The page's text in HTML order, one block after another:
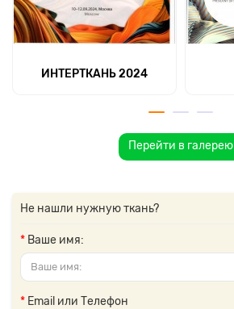
ИНТЕРТКАНЬ 2024
Перейти в галерею
Не нашли нужную ткань?
Ваше имя:
Email или Телефон